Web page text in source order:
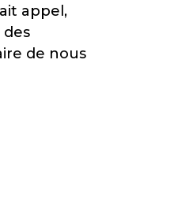
appel,
des
de nous